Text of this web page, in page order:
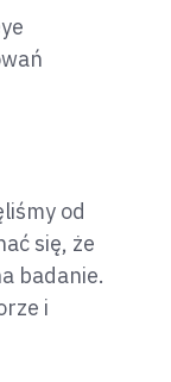
od
się, że
badanie.
i